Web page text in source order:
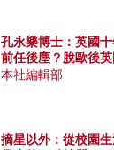
孔永樂博士：英國
前任後塵？脫歐後
本社編輯部
摘星以外：從校園